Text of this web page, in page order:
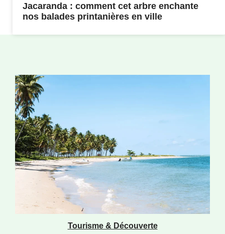
Jacaranda : comment cet arbre enchante
nos balades printanières en ville
Tourisme & Découverte